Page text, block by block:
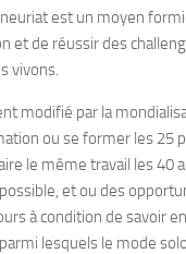
est un moyen
et de réussir des
vivons.
modifié par la
ou se former les 25
le même travail les 40
et ou des
à condition de savoir
lesquels le mode